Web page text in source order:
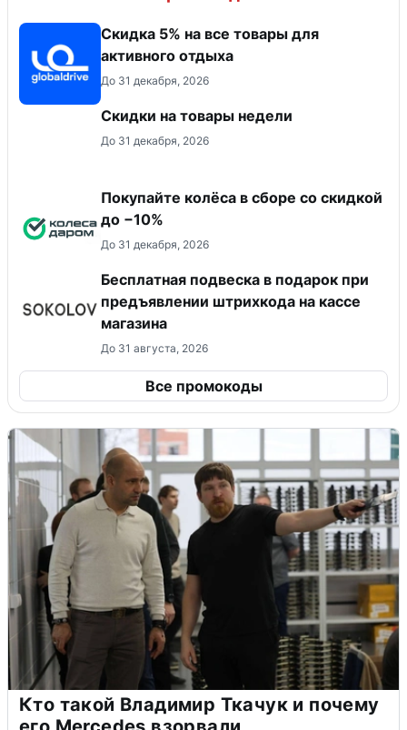
Скидка 5% на все товары для
активного отдыха
До 31 декабря, 2026
Скидки на товары недели
До 31 декабря, 2026
Покупайте колёса в сборе со скидкой
до −10%
До 31 декабря, 2026
Бесплатная подвеска в подарок при
предъявлении штрихкода на кассе
магазина
До 31 августа, 2026
Все промокоды
Кто такой Владимир Ткачук и почему